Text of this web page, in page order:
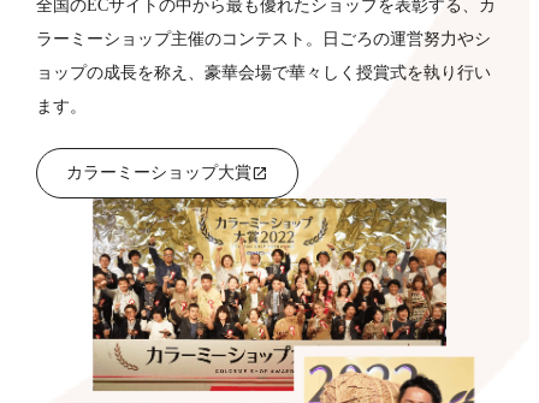
全国のECサイトの中から最も優れたショップを表彰する、カ
ラーミーショップ主催のコンテスト。日ごろの運営努力やシ
ョップの成長を称え、豪華会場で華々しく授賞式を執り行い
ます。
カラーミーショップ大賞